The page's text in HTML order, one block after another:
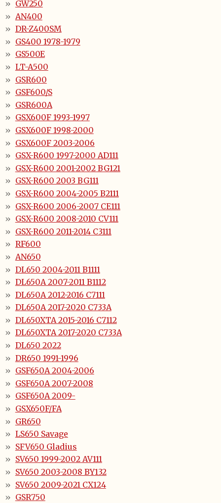
GW250
AN400
DR-Z400SM
GS400 1978-1979
GS500E
LT-A500
GSR600
GSF600/S
GSR600A
GSX600F 1993-1997
GSX600F 1998-2000
GSX600F 2003-2006
GSX-R600 1997-2000 AD111
GSX-R600 2001-2002 BG121
GSX-R600 2003 BG111
GSX-R600 2004-2005 B2111
GSX-R600 2006-2007 CE111
GSX-R600 2008-2010 CV111
GSX-R600 2011-2014 C3111
RF600
AN650
DL650 2004-2011 B1111
DL650A 2007-2011 B1112
DL650A 2012-2016 C7111
DL650A 2017-2020 C733A
DL650XTA 2015-2016 C7112
DL650XTA 2017-2020 C733A
DL650 2022
DR650 1991-1996
GSF650A 2004-2006
GSF650A 2007-2008
GSF650A 2009-
GSX650F/FA
GR650
LS650 Savage
SFV650 Gladius
SV650 1999-2002 AV111
SV650 2003-2008 BY132
SV650 2009-2021 CX124
GSR750